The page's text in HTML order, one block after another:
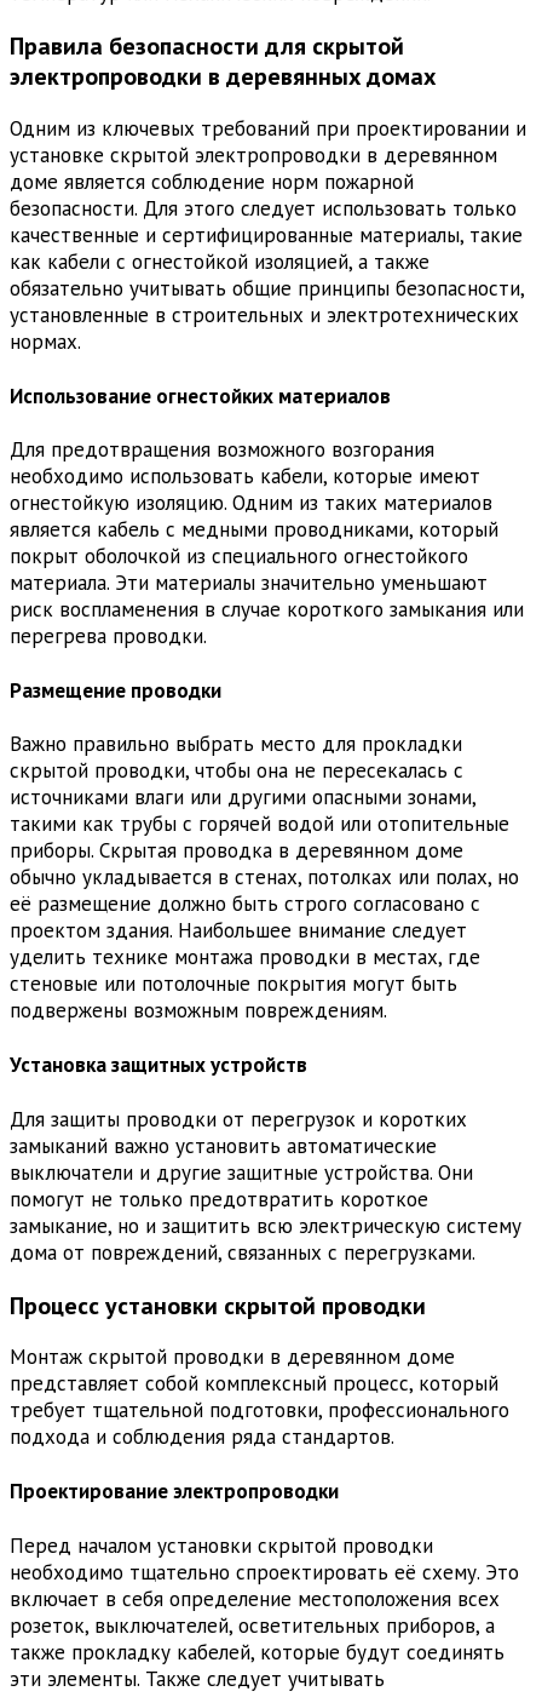
Правила безопасности для скрытой
электропроводки в деревянных домах
Одним из ключевых требований при проектировании и
установке скрытой электропроводки в деревянном
доме является соблюдение норм пожарной
безопасности. Для этого следует использовать только
качественные и сертифицированные материалы, такие
как кабели с огнестойкой изоляцией, а также
обязательно учитывать общие принципы безопасности,
установленные в строительных и электротехнических
нормах.
Использование огнестойких материалов
Для предотвращения возможного возгорания
необходимо использовать кабели, которые имеют
огнестойкую изоляцию. Одним из таких материалов
является кабель с медными проводниками, который
покрыт оболочкой из специального огнестойкого
материала. Эти материалы значительно уменьшают
риск воспламенения в случае короткого замыкания или
перегрева проводки.
Размещение проводки
Важно правильно выбрать место для прокладки
скрытой проводки, чтобы она не пересекалась с
источниками влаги или другими опасными зонами,
такими как трубы с горячей водой или отопительные
приборы. Скрытая проводка в деревянном доме
обычно укладывается в стенах, потолках или полах, но
её размещение должно быть строго согласовано с
проектом здания. Наибольшее внимание следует
уделить технике монтажа проводки в местах, где
стеновые или потолочные покрытия могут быть
подвержены возможным повреждениям.
Установка защитных устройств
Для защиты проводки от перегрузок и коротких
замыканий важно установить автоматические
выключатели и другие защитные устройства. Они
помогут не только предотвратить короткое
замыкание, но и защитить всю электрическую систему
дома от повреждений, связанных с перегрузками.
Процесс установки скрытой проводки
Монтаж скрытой проводки в деревянном доме
представляет собой комплексный процесс, который
требует тщательной подготовки, профессионального
подхода и соблюдения ряда стандартов.
Проектирование электропроводки
Перед началом установки скрытой проводки
необходимо тщательно спроектировать её схему. Это
включает в себя определение местоположения всех
розеток, выключателей, осветительных приборов, а
также прокладку кабелей, которые будут соединять
эти элементы. Также следует учитывать